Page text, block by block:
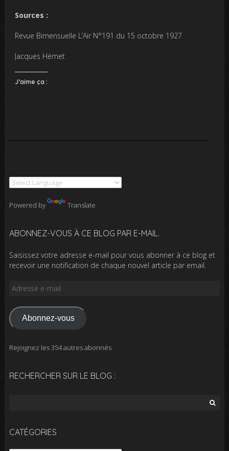
Sources :
Revue Bimensuelle L’Air N°191 du 15 octobre 1927
Jacques Hémet
J’aime ça :
Powered by Translate
ABONNEZ-VOUS À CE BLOG PAR E-MAIL.
Saisissez votre adresse e-mail pour vous abonner à ce blog et
recevoir une notification de chaque nouvel article par email.
Adresse
mail
Abonnez-vous
Rejoignez les 354 autres abonnés
RECHERCHER SUR LE BLOG :
CATÉGORIES